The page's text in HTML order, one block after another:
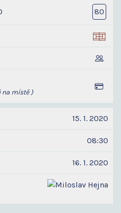
80
na místě )
15. 1. 2020
08:30
16. 1. 2020